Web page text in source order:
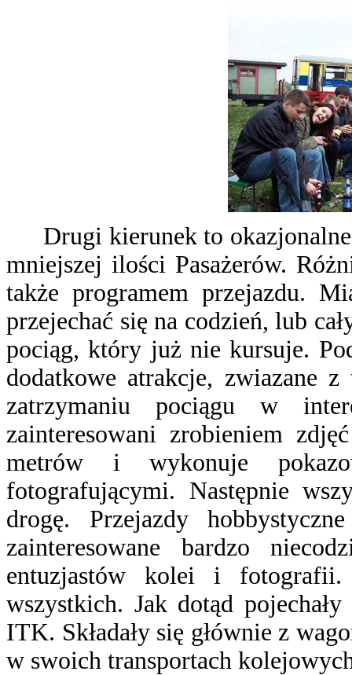
Drugi kierunek to
mniejszej ilości Pasażerów.
także programem przejazdu.
przejechać się na codzień, lub
pociąg, który już nie kursuje.
dodatkowe atrakcje, zwiazane
zatrzymaniu pociągu w
zainteresowani zrobieniem
metrów i wykonuje
fotografującymi. Następnie
drogę. Przejazdy
zainteresowane bardzo
entuzjastów kolei i fotografii.
wszystkich. Jak dotąd
ITK. Składały się głównie z
w swoich transportach